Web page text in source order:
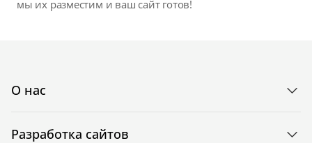
мы их разместим и ваш сайт готов!
О нас
Разработка сайтов